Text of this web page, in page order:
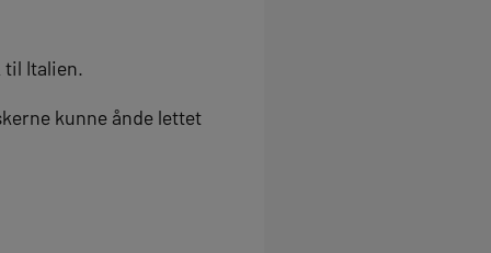
til Italien.
kunne ånde lettet